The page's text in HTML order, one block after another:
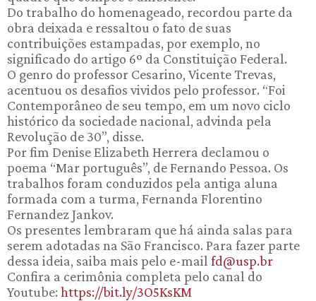
Do trabalho do homenageado, recordou parte da
obra deixada e ressaltou o fato de suas
contribuições estampadas, por exemplo, no
significado do artigo 6º da Constituição Federal.
O genro do professor Cesarino, Vicente Trevas,
acentuou os desafios vividos pelo professor. “Foi
Contemporâneo de seu tempo, em um novo ciclo
histórico da sociedade nacional, advinda pela
Revolução de 30”, disse.
Por fim Denise Elizabeth Herrera declamou o
poema “Mar português”, de Fernando Pessoa. Os
trabalhos foram conduzidos pela antiga aluna
formada com a turma, Fernanda Florentino
Fernandez Jankov.
Os presentes lembraram que há ainda salas para
serem adotadas na São Francisco. Para fazer parte
dessa ideia, saiba mais pelo e-mail fd@usp.br
Confira a cerimônia completa pelo canal do
Youtube: https://bit.ly/3O5KsKM